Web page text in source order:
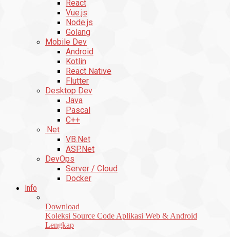
React
Vue.js
Node.js
Golang
Mobile Dev
Android
Kotlin
React Native
Flutter
Desktop Dev
Java
Pascal
C++
.Net
VB.Net
ASP.Net
DevOps
Server / Cloud
Docker
Info
Download
Koleksi Source Code Aplikasi Web & Android
Lengkap